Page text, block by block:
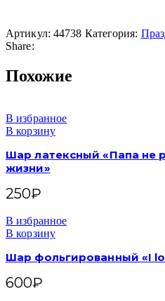
Артикул: 44738 Категория:
Share:
Похожие
В избранное
В корзину
Шар латексный «Папа не
жизни»
250₽
В избранное
В корзину
Шар фольгированный «I
600₽